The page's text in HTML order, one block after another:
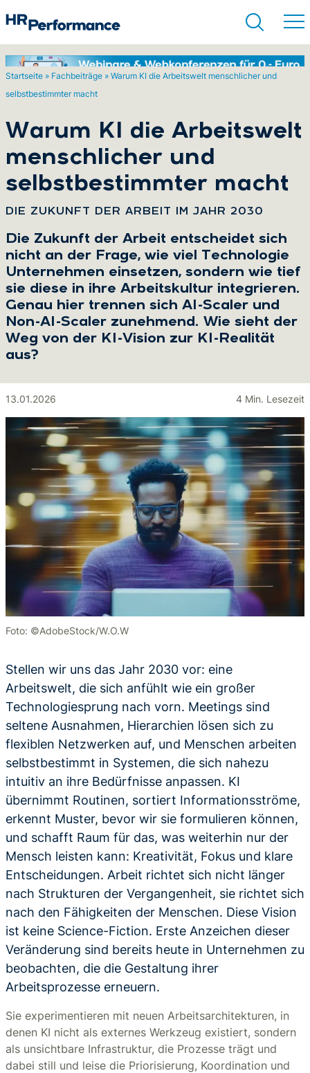
Startseite » Fachbeiträge » Warum KI die Arbeitswelt menschlicher und
selbstbestimmter macht
Warum KI die Arbeitswelt
menschlicher und
selbstbestimmter macht
DIE ZUKUNFT DER ARBEIT IM JAHR 2030
Die Zukunft der Arbeit entscheidet sich
nicht an der Frage, wie viel Technologie
Unternehmen einsetzen, sondern wie tief
sie diese in ihre Arbeitskultur integrieren.
Genau hier trennen sich AI-Scaler und
Non-AI-Scaler zunehmend. Wie sieht der
Weg von der KI-Vision zur KI-Realität
aus?
13.01.2026 4 Min. Lesezeit
Foto: ©AdobeStock/W.O.W
Stellen wir uns das Jahr 2030 vor: eine
Arbeitswelt, die sich anfühlt wie ein großer
Technologiesprung nach vorn. Meetings sind
seltene Ausnahmen, Hierarchien lösen sich zu
flexiblen Netzwerken auf, und Menschen arbeiten
selbstbestimmt in Systemen, die sich nahezu
intuitiv an ihre Bedürfnisse anpassen. KI
übernimmt Routinen, sortiert Informationsströme,
erkennt Muster, bevor wir sie formulieren können,
und schafft Raum für das, was weiterhin nur der
Mensch leisten kann: Kreativität, Fokus und klare
Entscheidungen. Arbeit richtet sich nicht länger
nach Strukturen der Vergangenheit, sie richtet sich
nach den Fähigkeiten der Menschen. Diese Vision
ist keine Science-Fiction. Erste Anzeichen dieser
Veränderung sind bereits heute in Unternehmen zu
beobachten, die die Gestaltung ihrer
Arbeitsprozesse erneuern.
Sie experimentieren mit neuen Arbeitsarchitekturen, in
denen KI nicht als externes Werkzeug existiert, sondern
als unsichtbare Infrastruktur, die Prozesse trägt und
dabei still und leise die Priorisierung, Koordination und